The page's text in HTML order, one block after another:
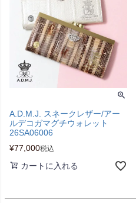
A.D.M.J. スネークレザー/アー
ルデコガマグチウォレット
26SA06006
¥77,000税込
カートに入れる